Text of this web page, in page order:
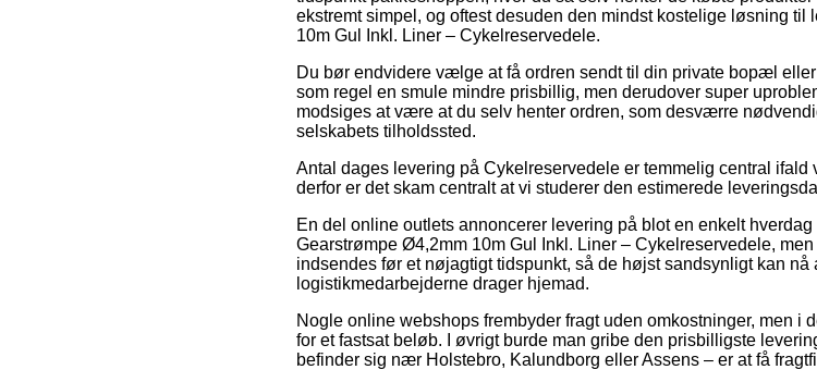
ekstremt simpel, og oftest desuden den mindst kostelige løsning
10m Gul Inkl. Liner – Cykelreservedele.
Du bør endvidere vælge at få ordren sendt til din private bopæl
som regel en smule mindre prisbillig, men derudover super
modsiges at være at du selv henter ordren, som desværre
selskabets tilholdssted.
Antal dages levering på Cykelreservedele er temmelig central ifald
derfor er det skam centralt at vi studerer den estimerede
En del online outlets annoncerer levering på blot en enkelt
Gearstrømpe Ø4,2mm 10m Gul Inkl. Liner – Cykelreservedele,
indsendes før et nøjagtigt tidspunkt, så de højst sandsynligt kan nå
logistikmedarbejderne drager hjemad.
Nogle online webshops frembyder fragt uden omkostninger, men
for et fastsat beløb. I øvrigt burde man gribe den prisbilligste
befinder sig nær Holstebro, Kalundborg eller Assens – er at få